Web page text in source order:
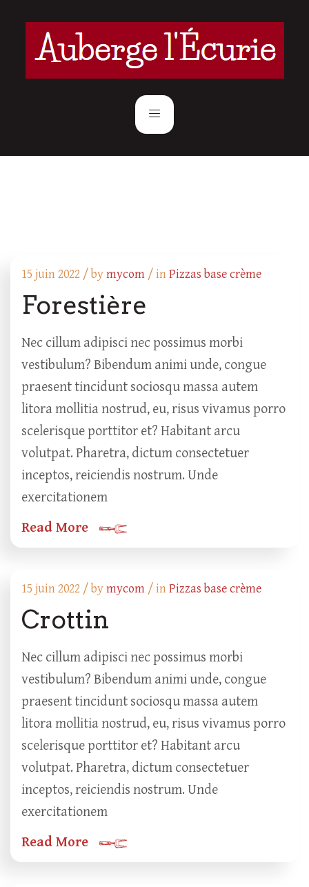
15 juin 2022 /bymycom / inPizzas base crème
Forestière
Nec cillum adipisci nec possimus morbi
vestibulum? Bibendum animi unde, congue
praesent tincidunt sociosqu massa autem
litora mollitia nostrud, eu, risus vivamus porro
scelerisque porttitor et? Habitant arcu
volutpat. Pharetra, dictum consectetuer
inceptos, reiciendis nostrum. Unde
exercitationem
Read More
15 juin 2022 /bymycom / inPizzas base crème
Crottin
Nec cillum adipisci nec possimus morbi
vestibulum? Bibendum animi unde, congue
praesent tincidunt sociosqu massa autem
litora mollitia nostrud, eu, risus vivamus porro
scelerisque porttitor et? Habitant arcu
volutpat. Pharetra, dictum consectetuer
inceptos, reiciendis nostrum. Unde
exercitationem
Read More